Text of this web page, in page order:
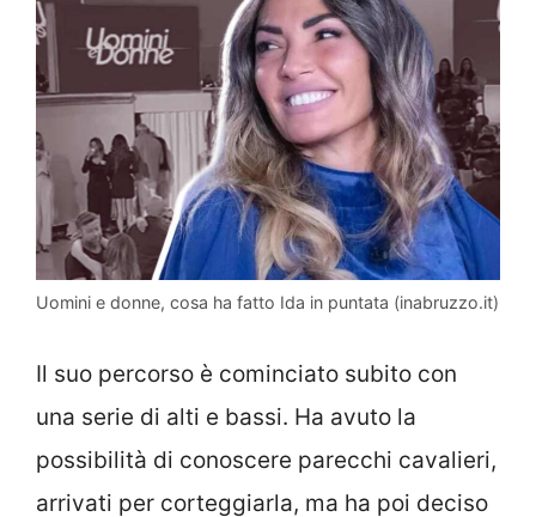
Uomini e donne, cosa ha fatto Ida in puntata (inabruzzo.it)
Il suo percorso è cominciato subito con
una serie di alti e bassi. Ha avuto la
possibilità di conoscere parecchi cavalieri,
arrivati per corteggiarla, ma ha poi deciso